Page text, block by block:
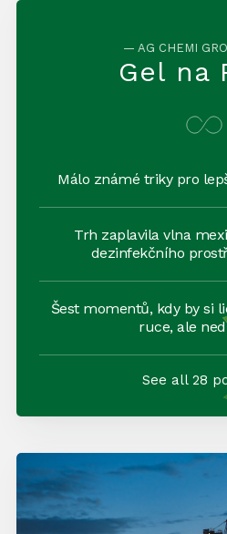
— AG CHEMI
Gel na
Málo známé triky pro
Trh zaplavila vlna
dezinfekčního
Šest momentů, kdy by si
ruce, ale
See all 28